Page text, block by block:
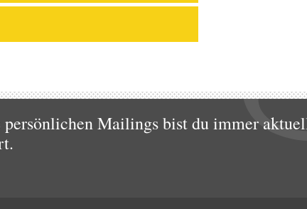
persönlichen Mailings bist du immer